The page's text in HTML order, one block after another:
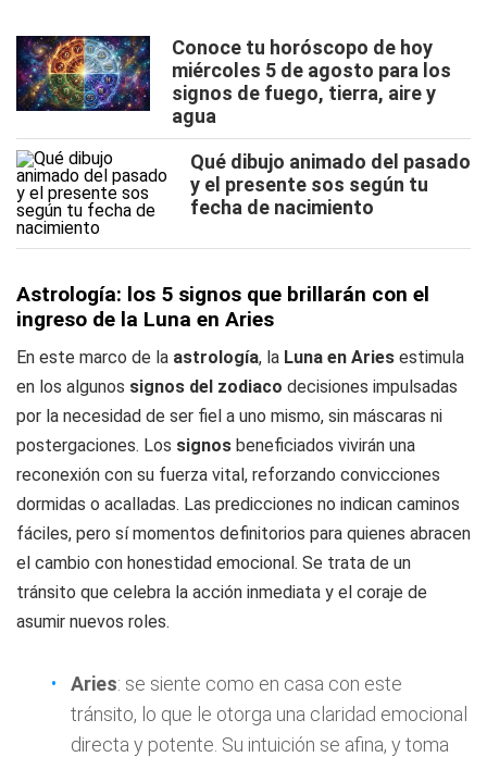
Conoce tu horóscopo de hoy
miércoles 5 de agosto para los
signos de fuego, tierra, aire y
agua
Qué dibujo animado del pasado
y el presente sos según tu
fecha de nacimiento
Astrología: los 5 signos que brillarán con el
ingreso de la Luna en Aries
En este marco de la astrología, la Luna en Aries estimula
en los algunos signos del zodiaco decisiones impulsadas
por la necesidad de ser fiel a uno mismo, sin máscaras ni
postergaciones. Los signos beneficiados vivirán una
reconexión con su fuerza vital, reforzando convicciones
dormidas o acalladas. Las predicciones no indican caminos
fáciles, pero sí momentos definitorios para quienes abracen
el cambio con honestidad emocional. Se trata de un
tránsito que celebra la acción inmediata y el coraje de
asumir nuevos roles.
Aries: se siente como en casa con este
tránsito, lo que le otorga una claridad emocional
directa y potente. Su intuición se afina, y toma